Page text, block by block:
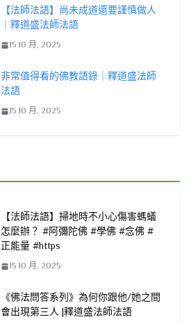
【法師法語】尚未成道還要謹慎做人
｜釋道盛法師法語
15 10 月, 2025
非常值得看的佛教語錄｜釋道盛法師
法語
15 10 月, 2025
【法師法語】掃地時不小心傷害螞蟻
怎麼辦？ #阿彌陀佛 #學佛 #念佛 #
正能量 #https
15 10 月, 2025
《佛法問答系列》為何你跟他/她之間
會出現第三人 |釋道盛法師法語